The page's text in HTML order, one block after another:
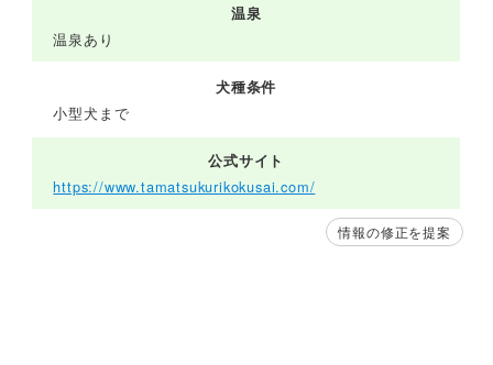
温泉
温泉あり
犬種条件
小型犬まで
公式サイト
https://www.tamatsukurikokusai.com/
情報の修正を提案